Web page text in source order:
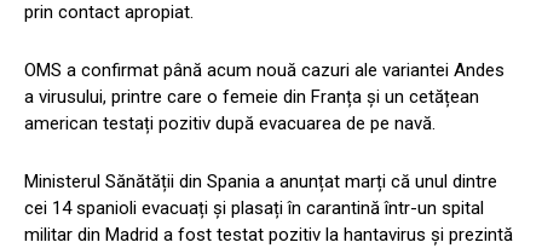
prin contact apropiat.
OMS a confirmat până acum nouă cazuri ale variantei Andes
a virusului, printre care o femeie din Franța și un cetățean
american testați pozitiv după evacuarea de pe navă.
Ministerul Sănătății din Spania a anunțat marți că unul dintre
cei 14 spanioli evacuați și plasați în carantină într-un spital
militar din Madrid a fost testat pozitiv la hantavirus și prezintă